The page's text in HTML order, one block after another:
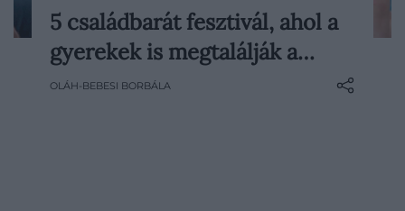
A nyár közeledtével érdemes időben
átgondolni, milyen programok férnek bele
a családi naptárba, hiszen a
5 családbarát fesztivál, ahol a
gyerekek is megtalálják a…
OLÁH-BEBESI BORBÁLA